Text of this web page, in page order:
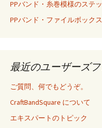
PPバンド・糸巻模様のステ
PPバンド・ファイルボック
最近のユーザーズ
ご質問、何でもどうぞ。
CraftBandSquare について
エキスパートのトピック